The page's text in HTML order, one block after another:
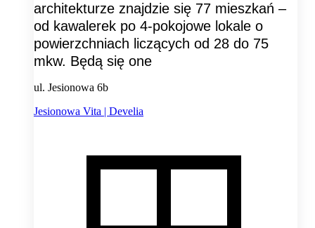
architekturze znajdzie się 77 mieszkań –
od kawalerek po 4-pokojowe lokale o
powierzchniach liczących od 28 do 75
mkw. Będą się one
ul. Jesionowa 6b
Jesionowa Vita | Develia